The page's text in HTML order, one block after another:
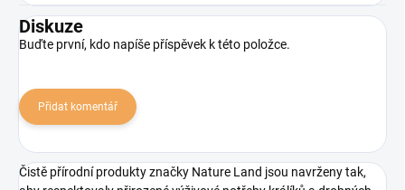
Diskuze
Buďte první, kdo napíše příspěvek k této položce.
Přidat komentář
Čistě přírodní produkty značky Nature Land jsou navrženy tak,